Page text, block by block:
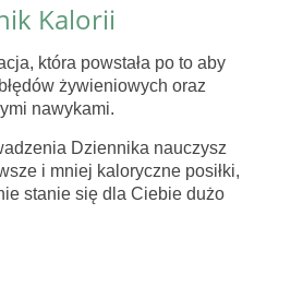
Kalorii
która powstała po to aby
żywieniowych oraz
nawykami.
Dziennika nauczysz
i mniej kaloryczne posiłki,
stanie się dla Ciebie dużo